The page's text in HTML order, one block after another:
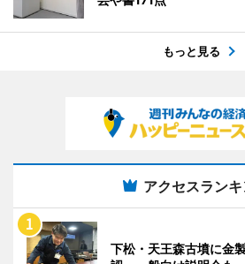
もっと見る
アクセスラン
下松・天王森古墳に金